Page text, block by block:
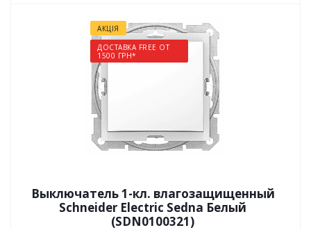
АКЦІЯ
ДОСТАВКА FREE ОТ
1500 ГРН*
Выключатель 1-кл. влагозащищенный
Schneider Electric Sedna Белый
(SDN0100321)